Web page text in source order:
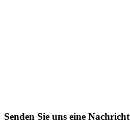
Senden Sie uns eine Nachricht